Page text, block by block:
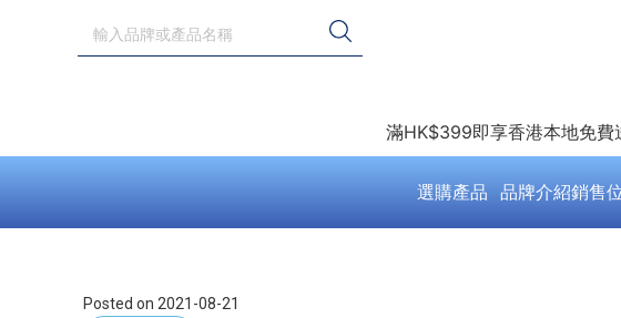
滿HK$399即享香港本地免
選購產品 品牌介紹銷售
Posted on 2021-08-21